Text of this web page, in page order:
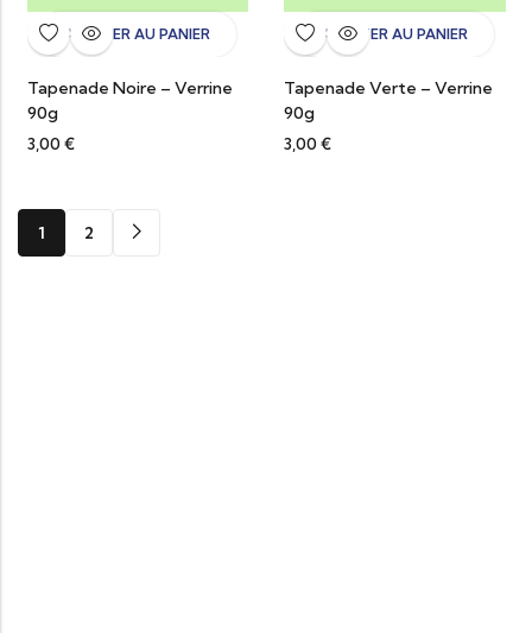
AJOUTER AU PANIER
Tapenade Noire – Verrine
90g
3,00 €
AJOUTER AU PANIER
Tapenade Verte – Verrine
90g
3,00 €
1 2